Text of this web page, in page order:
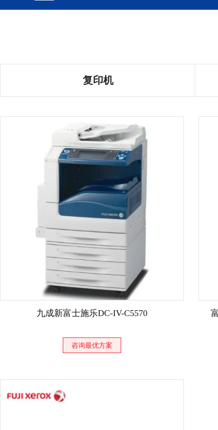
复印机
九成新富士施乐DC-IV-C5570
咨询最优方案